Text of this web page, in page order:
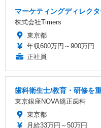
マーケティングディレク
株式会社Timers
東京都
年収600万円～900万円
正社員
歯科衛生士/教育・研修を
東京銀座NOVA矯正歯科
東京都
月給33万円～50万円